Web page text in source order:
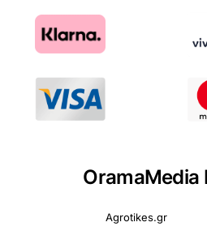
OramaMedia
Agrotikes.gr